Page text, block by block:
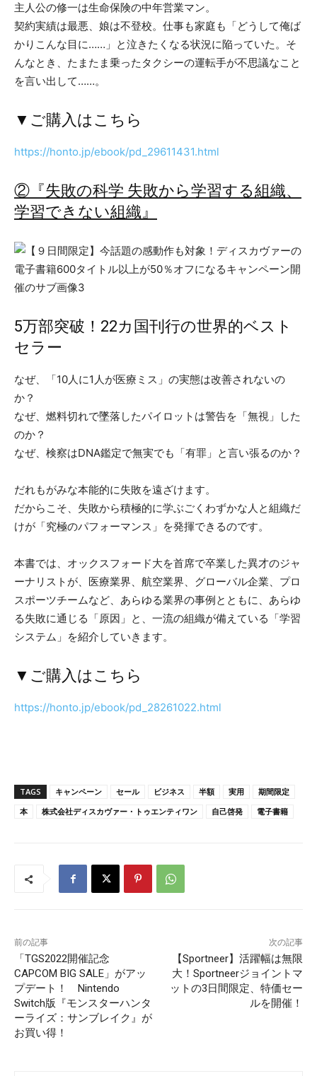
主人公の修一は生命保険の中年営業マン。
契約実績は最悪、娘は不登校。仕事も家庭も「どうして俺ば
かりこんな目に……」と泣きたくなる状況に陥っていた。そ
んなとき、たまたま乗ったタクシーの運転手が不思議なこと
を言い出して……。
▼ご購入はこちら
https://honto.jp/ebook/pd_29611431.html
②『失敗の科学 失敗から学習する組織、
学習できない組織』
5万部突破！22カ国刊行の世界的ベスト
セラー
なぜ、「10人に1人が医療ミス」の実態は改善されないの
か？
なぜ、燃料切れで墜落したパイロットは警告を「無視」した
のか？
なぜ、検察はDNA鑑定で無実でも「有罪」と言い張るのか？
だれもがみな本能的に失敗を遠ざけます。
だからこそ、失敗から積極的に学ぶごくわずかな人と組織だ
けが「究極のパフォーマンス」を発揮できるのです。
本書では、オックスフォード大を首席で卒業した異才のジャ
ーナリストが、医療業界、航空業界、グローバル企業、プロ
スポーツチームなど、あらゆる業界の事例とともに、あらゆ
る失敗に通じる「原因」と、一流の組織が備えている「学習
システム」を紹介していきます。
▼ご購入はこちら
https://honto.jp/ebook/pd_28261022.html
TAGS キャンペーン セール ビジネス 半額 実用
期間限定
本
株式会社ディスカヴァー・トゥエンティワン 自己啓発 電子書籍
前の記事
「TGS2022開催記念
CAPCOM BIG SALE」がアッ
プデート！ Nintendo
Switch版『モンスターハンタ
ーライズ：サンブレイク』が
お買い得！
次の記事
【Sportneer】活躍幅は無限
大！Sportneerジョイントマ
ットの3日間限定、特価セー
ルを開催！